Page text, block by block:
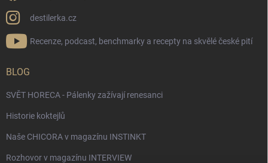
destilerka.cz
Recenze, podcast, benchmarky a recepty na skvělé české pití
BLOG
SVĚT HORECA - Pálenky zažívají renesanci
Historie koktejlů
Naše CHICORA v magazínu INSTINKT
Rozhovor v magazínu INTERVIEW